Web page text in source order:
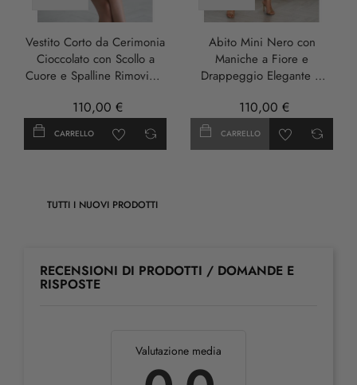
Vestito Corto da Cerimonia
Cioccolato con Scollo a
Cuore e Spalline Rimovibili
110,00 €
CARRELLO
Abito Mini Nero con
Maniche a Fiore e
Drappeggio Elegante –
110,00 €
CARRELLO
TUTTI I NUOVI PRODOTTI
RECENSIONI DI PRODOTTI / DOMANDE E
RISPOSTE
Valutazione media